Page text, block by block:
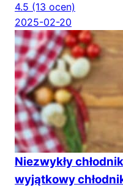
4.5 (13 ocen)
2025-02-20
Niezwykły
wyjątkowy